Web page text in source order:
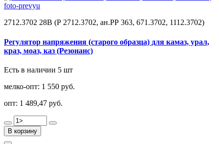
2712.3702 28В (Р 2712.3702, ан.РР 363, 671.3702, 1112.3702)
Регулятор напряжения (старого образца) для камаз, урал,
краз, моаз, каз (Резонанс)
Есть в наличии 5 шт
мелко-опт: 1 550 руб.
опт: 1 489,47 руб.
В корзину